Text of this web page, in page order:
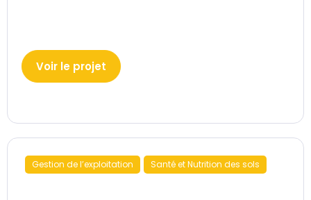
Voir le projet
Gestion de l’exploitation Santé et Nutrition des sols